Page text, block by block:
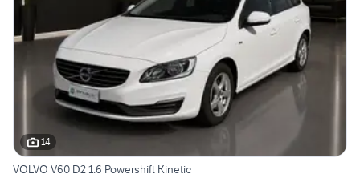
14
VOLVO V60 D2 1.6 Powershift Kinetic